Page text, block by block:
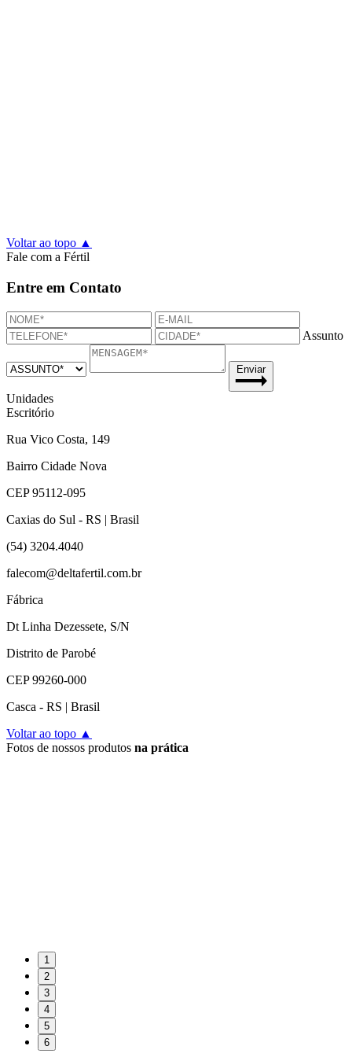
Voltar ao topo ▲
Fale com a Fértil
Entre em Contato
Assunto
Enviar
Unidades
Escritório
Rua Vico Costa, 149
Bairro Cidade Nova
CEP 95112-095
Caxias do Sul - RS | Brasil
(54) 3204.4040
falecom@deltafertil.com.br
Fábrica
Dt Linha Dezessete, S/N
Distrito de Parobé
CEP 99260-000
Casca - RS | Brasil
Rua Vico Costa, 149
Voltar ao topo ▲
Fotos de nossos produtos na prática
1
2
3
4
5
6